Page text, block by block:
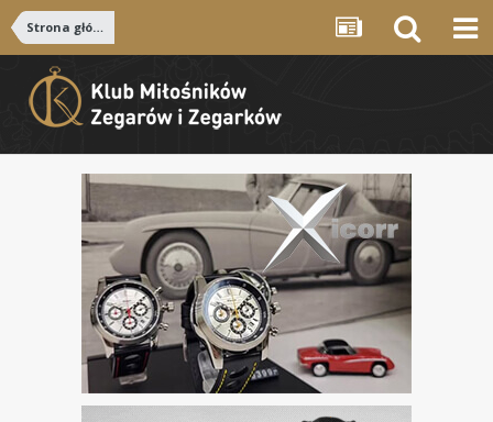
Strona główna